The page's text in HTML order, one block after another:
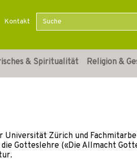
Kontakt
& Spiritualität Religion &
Universität Zürich und
Gotteslehre («Die Allmacht